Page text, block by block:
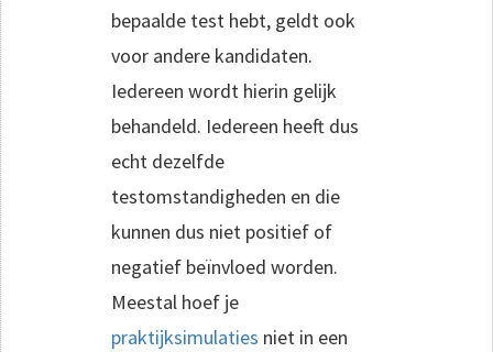
bepaalde test hebt, geldt ook
voor andere kandidaten.
Iedereen wordt hierin gelijk
behandeld. Iedereen heeft dus
echt dezelfde
testomstandigheden en die
kunnen dus niet positief of
negatief beïnvloed worden.
Meestal hoef je
praktijksimulaties niet in een